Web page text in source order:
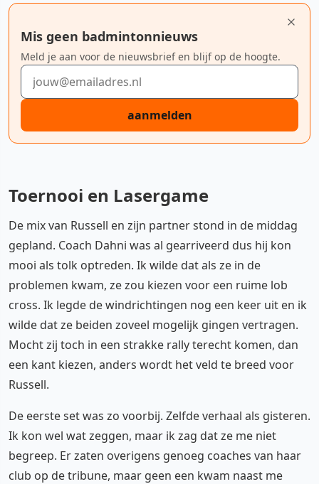
Mis geen badmintonnieuws
Meld je aan voor de nieuwsbrief en blijf op de hoogte.
E-mailadres
aanmelden
Toernooi en Lasergame
De mix van Russell en zijn partner stond in de middag
gepland. Coach Dahni was al gearriveerd dus hij kon
mooi als tolk optreden. Ik wilde dat als ze in de
problemen kwam, ze zou kiezen voor een ruime lob
cross. Ik legde de windrichtingen nog een keer uit en ik
wilde dat ze beiden zoveel mogelijk gingen vertragen.
Mocht zij toch in een strakke rally terecht komen, dan
een kant kiezen, anders wordt het veld te breed voor
Russell.
De eerste set was zo voorbij. Zelfde verhaal als gisteren.
Ik kon wel wat zeggen, maar ik zag dat ze me niet
begreep. Er zaten overigens genoeg coaches van haar
club op de tribune, maar geen een kwam naast me